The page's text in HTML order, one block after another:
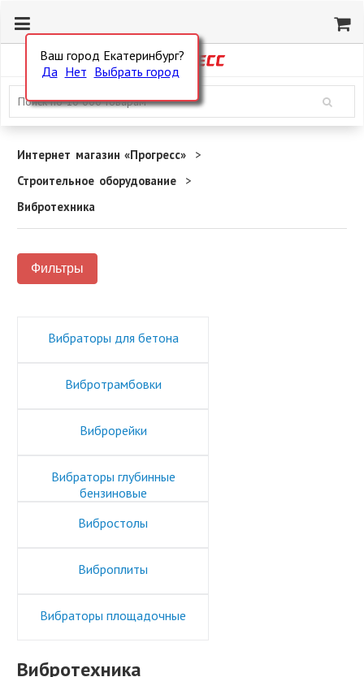
Ваш город Екатеринбург?
Да Нет Выбрать город
Интернет магазин «Прогресс»
Строительное оборудование
Вибротехника
Фильтры
Вибраторы для бетона
Вибротрамбовки
Виброрейки
Вибраторы глубинные
бензиновые
Вибростолы
Виброплиты
Вибраторы площадочные
Вибротехника